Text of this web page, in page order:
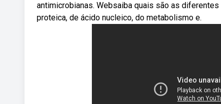
antimicrobianas. Websaiba quais são as
proteica, de ácido nucleico, do metabolismo e.